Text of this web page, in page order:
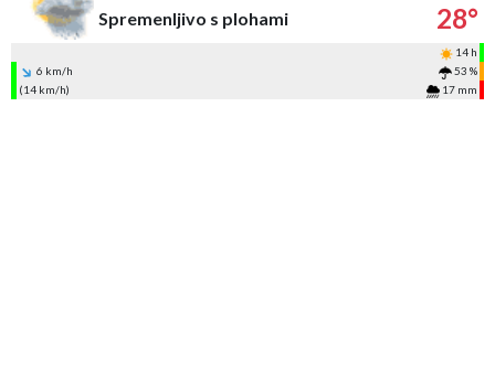
Spremenljivo s plohami
28°
14 h
6 km/h
53 %
(14 km/h)
17 mm